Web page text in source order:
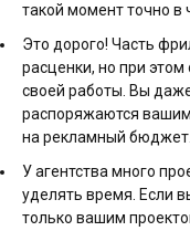
такой момент точно в
Это дорого! Часть
расценки, но при этом
своей работы. Вы
распоряжаются
на рекламный бюджет.
У агентства много
уделять время. Если
только вашим